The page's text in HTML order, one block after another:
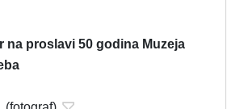
na proslavi 50 godina Muzeja